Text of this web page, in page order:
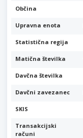
Občina
Upravna enota
Statistična regija
Matična številka
Davčna številka
Davčni zavezanec
SKIS
Transakcijski
računi